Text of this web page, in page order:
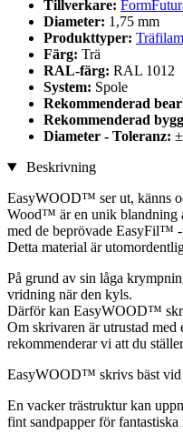
Tillverkare:
Diameter: 1,75 mm
Produkttyper:
Färg: Trä
RAL-färg: RAL 1012
System: Spole
Rekommenderad
Rekommenderad
Diameter - Toleranz:
Beskrivning
EasyWOOD™ ser ut, känns
Wood™ är en unik blandning
med de beprövade EasyFil™
Detta material är
På grund av sin låga
vridning när den kyls.
Därför kan EasyWOOD™
Om skrivaren är utrustad med
rekommenderar vi att du
EasyWOOD™ skrivs bäst vid
En vacker trästruktur kan
fint sandpapper för fantastiska